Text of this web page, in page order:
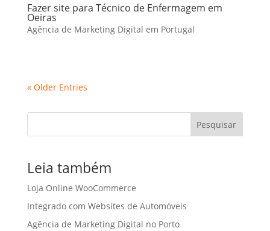
Fazer site para Técnico de Enfermagem em
Oeiras
Agência de Marketing Digital em Portugal
« Older Entries
Pesquisar
Leia também
Loja Online WooCommerce
Integrado com Websites de Automóveis
Agência de Marketing Digital no Porto